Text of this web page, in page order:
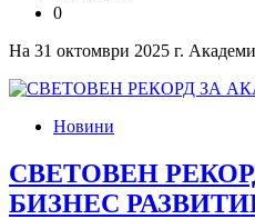
0
На 31 октомври 2025 г.
Новини
СВЕТОВЕН
БИЗНЕС